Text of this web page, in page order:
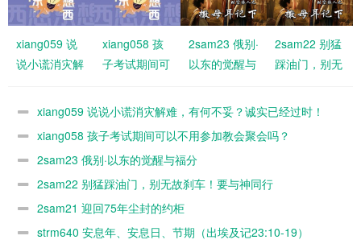
xiang059 说
说小谎消灾解
妥？诚实已经
xiang058 孩
子考试期间可
会聚会吗？
2sam23 俄别·
以东的觉醒与
2sam22 别猛
踩油门，别无
神同行
xiang059 说说小谎消灾解难，有何不妥？诚实已经过时！
xiang058 孩子考试期间可以不用参加教会聚会吗？
2sam23 俄别·以东的觉醒与福分
2sam22 别猛踩油门，别无故刹车！要与神同行
2sam21 迎回75年尘封的约柜
strm640 安息年、安息日、节期（出埃及记23:10-19）